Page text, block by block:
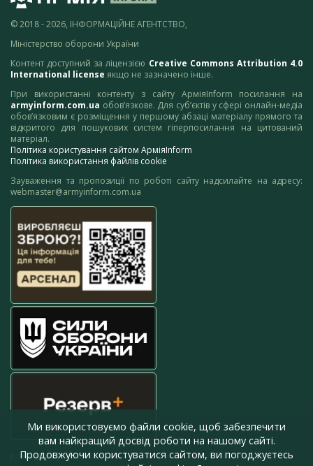
© 2018 - 2026, ІНФОРМАЦІЙНЕ АГЕНТСТВО,
Міністерство оборони України
Контент доступний за ліцензією Creative Commons Attribution 4.0
International license якщо не зазначено інше.
При використанні контенту з сайту АрміяInform посилання на
armyinform.com.ua обов’язкове. Для суб’єктів у сфері онлайн-медіа
обов’язковим є розміщення у першому абзаці матеріалу прямого та
відкритого для пошукових систем гіперпосилання на цитований
матеріал.
Політика користування сайтом АрміяInform
Політика використання файлів cookie
Зауваження та пропозиції по роботі сайту надсилайте на адресу:
webmaster@armyinform.com.ua
press@armyinform.com.ua
Ми використовуємо файли cookie, щоб забезпечити
вам найкращий досвід роботи на нашому сайті.
Продовжуючи користуватися сайтом, ви погоджуєтесь